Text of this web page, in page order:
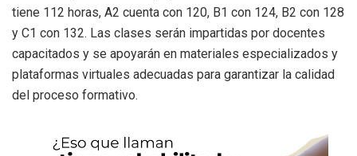
tiene 112 horas, A2 cuenta con 120, B1 con 124, B2 con 128
y C1 con 132. Las clases serán impartidas por docentes
capacitados y se apoyarán en materiales especializados y
plataformas virtuales adecuadas para garantizar la calidad
del proceso formativo.